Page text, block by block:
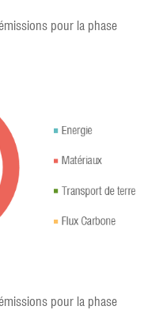
pour la phase
pour la phase